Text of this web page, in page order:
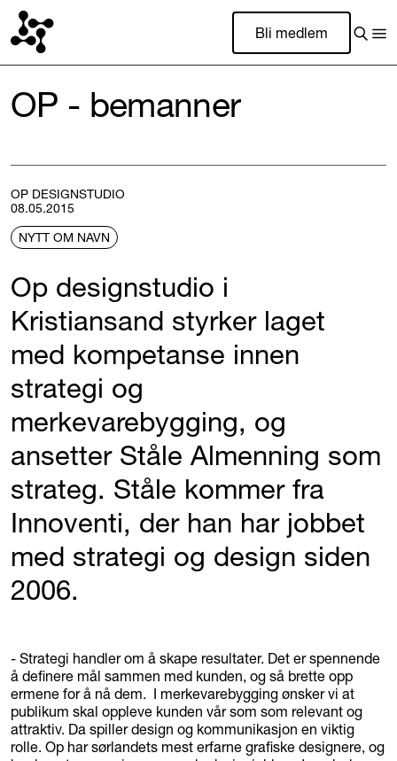
Bli medlem
OP - bemanner
OP DESIGNSTUDIO
08.05.2015
NYTT OM NAVN
Op designstudio i
Kristiansand styrker laget
med kompetanse innen
strategi og
merkevarebygging, og
ansetter Ståle Almenning som
strateg. Ståle kommer fra
Innoventi, der han har jobbet
med strategi og design siden
2006.
- Strategi handler om å skape resultater. Det er spennende
å definere mål sammen med kunden, og så brette opp
ermene for å nå dem. I merkevarebygging ønsker vi at
publikum skal oppleve kunden vår som som relevant og
attraktiv. Da spiller design og kommunikasjon en viktig
rolle. Op har sørlandets mest erfarne grafiske designere, og